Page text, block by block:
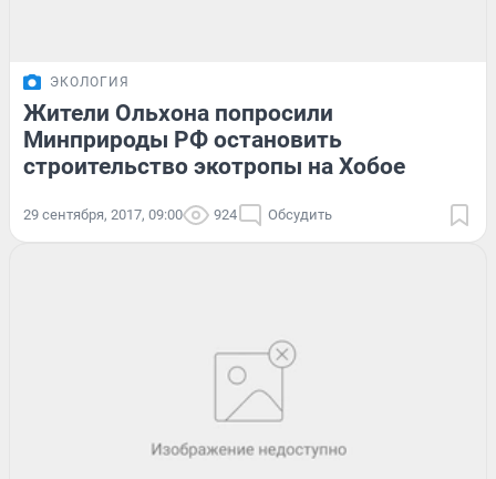
ЭКОЛОГИЯ
Жители Ольхона попросили
Минприроды РФ остановить
строительство экотропы на Хобое
29 сентября, 2017, 09:00 924 Обсудить